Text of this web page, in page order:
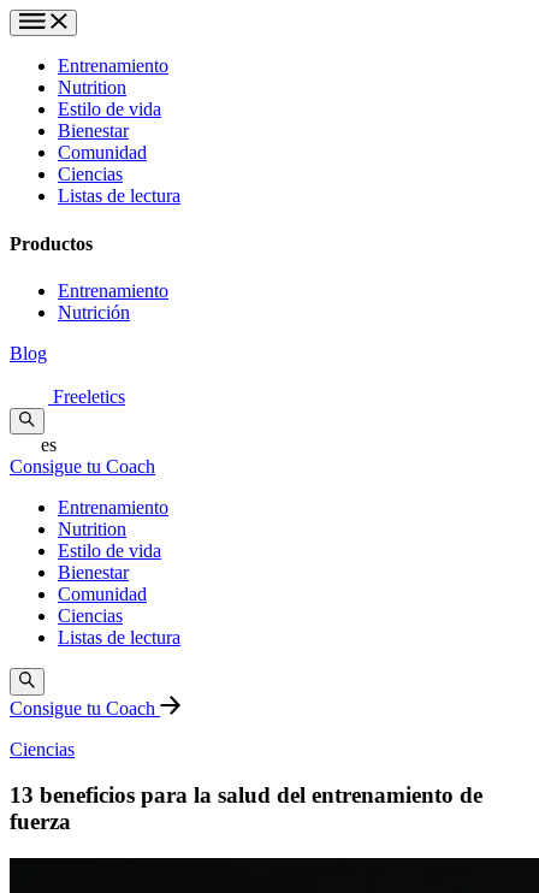
Entrenamiento
Nutrition
Estilo de vida
Bienestar
Comunidad
Ciencias
Listas de lectura
Productos
Entrenamiento
Nutrición
Blog
Freeletics
es
Consigue tu Coach
Entrenamiento
Nutrition
Estilo de vida
Bienestar
Comunidad
Ciencias
Listas de lectura
Consigue tu Coach
Ciencias
13 beneficios para la salud del entrenamiento de
fuerza